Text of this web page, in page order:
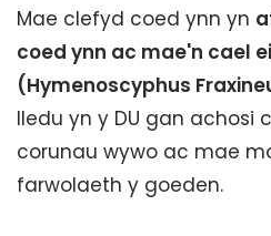
Mae clefyd coed ynn yn
coed ynn ac mae'n cael
(Hymenoscyphus
lledu yn y DU gan achosi
corunau wywo ac mae
farwolaeth y goeden.